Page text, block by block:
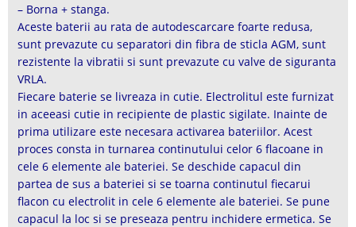
– Borna + stanga.
Aceste baterii au rata de autodescarcare foarte redusa,
sunt prevazute cu separatori din fibra de sticla AGM, sunt
rezistente la vibratii si sunt prevazute cu valve de siguranta
VRLA.
Fiecare baterie se livreaza in cutie. Electrolitul este furnizat
in aceeasi cutie in recipiente de plastic sigilate. Inainte de
prima utilizare este necesara activarea bateriilor. Acest
proces consta in turnarea continutului celor 6 flacoane in
cele 6 elemente ale bateriei. Se deschide capacul din
partea de sus a bateriei si se toarna continutul fiecarui
flacon cu electrolit in cele 6 elemente ale bateriei. Se pune
capacul la loc si se preseaza pentru inchidere ermetica. Se